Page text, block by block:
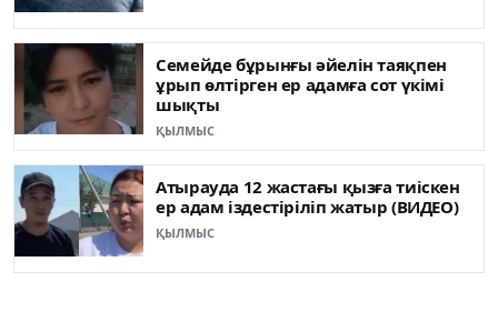
Семейде бұрынғы әйелін таяқпен
ұрып өлтірген ер адамға сот үкімі
шықты
ҚЫЛМЫС
Атырауда 12 жастағы қызға тиіскен
ер адам іздестіріліп жатыр (ВИДЕО)
ҚЫЛМЫС